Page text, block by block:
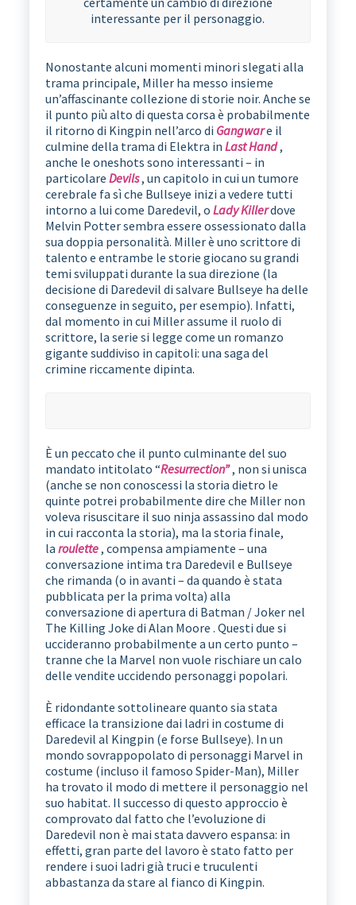
interessante per il personaggio.
Nonostante alcuni momenti minori slegati alla
trama principale, Miller ha messo insieme
un’affascinante collezione di storie noir. Anche se
il punto più alto di questa corsa è probabilmente
il ritorno di Kingpin nell’arco di Gangware il
culmine della trama di Elektra in Last Hand,
anche le oneshots sono interessanti – in
particolare Devils, un capitolo in cui un tumore
cerebrale fa sì che Bullseye inizi a vedere tutti
intorno a lui come Daredevil, o Lady Killerdove
Melvin Potter sembra essere ossessionato dalla
sua doppia personalità. Miller è uno scrittore di
talento e entrambe le storie giocano su grandi
temi sviluppati durante la sua direzione (la
decisione di Daredevil di salvare Bullseye ha delle
conseguenze in seguito, per esempio). Infatti,
dal momento in cui Miller assume il ruolo di
scrittore, la serie si legge come un romanzo
gigante suddiviso in capitoli: una saga del
crimine riccamente dipinta.
È un peccato che il punto culminante del suo
mandato intitolato “Resurrection”, non si unisca
(anche se non conoscessi la storia dietro le
quinte potrei probabilmente dire che Miller non
voleva risuscitare il suo ninja assassino dal modo
in cui racconta la storia), ma la storia finale,
la roulette, compensa ampiamente – una
conversazione intima tra Daredevil e Bullseye
che rimanda (o in avanti – da quando è stata
pubblicata per la prima volta) alla
conversazione di apertura di Batman / Joker nel
The Killing Joke di Alan Moore . Questi due si
uccideranno probabilmente a un certo punto –
tranne che la Marvel non vuole rischiare un calo
delle vendite uccidendo personaggi popolari.
È ridondante sottolineare quanto sia stata
efficace la transizione dai ladri in costume di
Daredevil al Kingpin (e forse Bullseye). In un
mondo sovrappopolato di personaggi Marvel in
costume (incluso il famoso Spider-Man), Miller
ha trovato il modo di mettere il personaggio nel
suo habitat. Il successo di questo approccio è
comprovato dal fatto che l’evoluzione di
Daredevil non è mai stata davvero espansa: in
effetti, gran parte del lavoro è stato fatto per
rendere i suoi ladri già truci e truculenti
abbastanza da stare al fianco di Kingpin.